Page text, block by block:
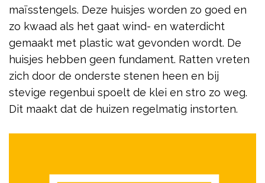
maïsstengels. Deze huisjes worden zo goed en
zo kwaad als het gaat wind- en waterdicht
gemaakt met plastic wat gevonden wordt. De
huisjes hebben geen fundament. Ratten vreten
zich door de onderste stenen heen en bij
stevige regenbui spoelt de klei en stro zo weg.
Dit maakt dat de huizen regelmatig instorten.